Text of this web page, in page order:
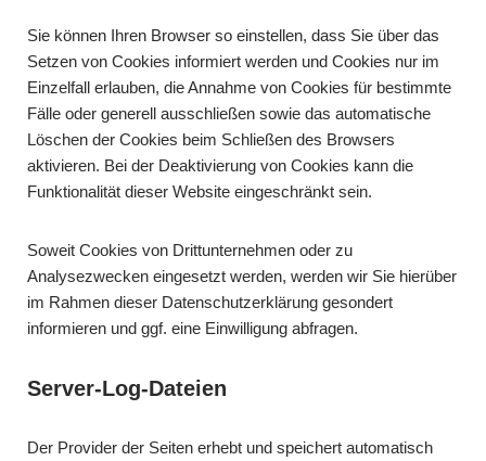
Sie können Ihren Browser so einstellen, dass Sie über das
Setzen von Cookies informiert werden und Cookies nur im
Einzelfall erlauben, die Annahme von Cookies für bestimmte
Fälle oder generell ausschließen sowie das automatische
Löschen der Cookies beim Schließen des Browsers
aktivieren. Bei der Deaktivierung von Cookies kann die
Funktionalität dieser Website eingeschränkt sein.
Soweit Cookies von Drittunternehmen oder zu
Analysezwecken eingesetzt werden, werden wir Sie hierüber
im Rahmen dieser Datenschutzerklärung gesondert
informieren und ggf. eine Einwilligung abfragen.
Server-Log-Dateien
Der Provider der Seiten erhebt und speichert automatisch